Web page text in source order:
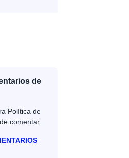
de
Política de
comentar.